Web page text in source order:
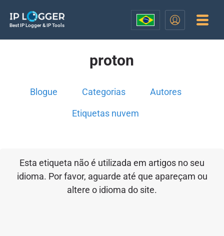
Best IP Logger & IP Tools
proton
Blogue Categorias Autores
Etiquetas nuvem